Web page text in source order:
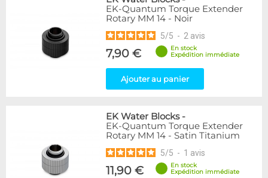
EK-Quantum Torque Extender
Rotary MM 14 - Noir
5/5 - 2 avis
7,90 €
En stock
Expédition immédiate
Ajouter au panier
EK Water Blocks-
EK-Quantum Torque Extender
Rotary MM 14 - Satin Titanium
5/5 - 1 avis
11,90 €
En stock
Expédition immédiate